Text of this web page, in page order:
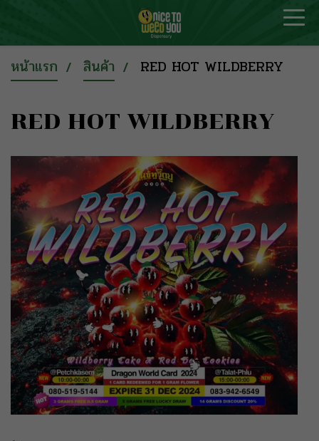
หน้าแรก สินค้า RED HOT WILDBERRY
RED HOT WILDBERRY